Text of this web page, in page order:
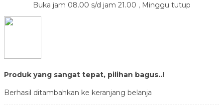
Buka jam 08.00 s/d jam 21.00 , Minggu tutup
Produk yang sangat tepat, pilihan bagus..!
Berhasil ditambahkan ke keranjang belanja